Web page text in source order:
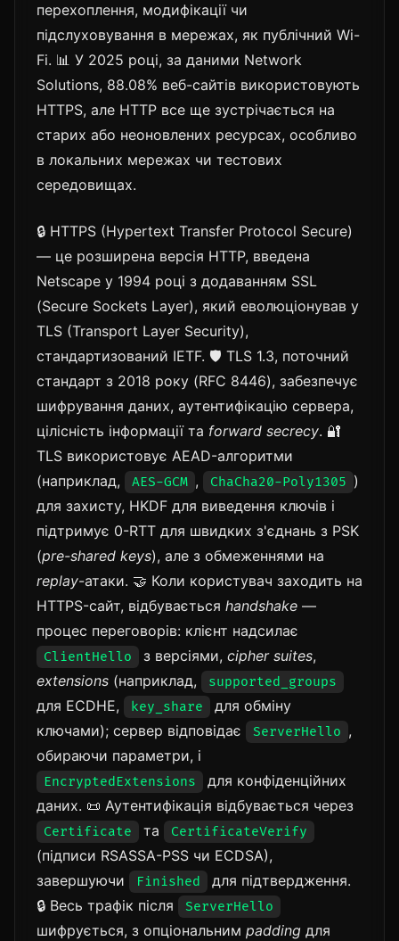
перехоплення, модифікації чи
підслуховування в мережах, як публічний Wi-
Fi. 📊 У 2025 році, за даними Network
Solutions, 88.08% веб-сайтів використовують
HTTPS, але HTTP все ще зустрічається на
старих або неоновлених ресурсах, особливо
в локальних мережах чи тестових
середовищах.
🔒 HTTPS (Hypertext Transfer Protocol Secure)
— це розширена версія HTTP, введена
Netscape у 1994 році з додаванням SSL
(Secure Sockets Layer), який еволюціонував у
TLS (Transport Layer Security),
стандартизований IETF. 🛡️ TLS 1.3, поточний
стандарт з 2018 року (RFC 8446), забезпечує
шифрування даних, аутентифікацію сервера,
цілісність інформації та forward secrecy. 🔐
TLS використовує AEAD-алгоритми
(наприклад,
AES-GCM , ChaCha20-Poly1305 )
для захисту, HKDF для виведення ключів і
підтримує 0-RTT для швидких з'єднань з PSK
(pre-shared keys), але з обмеженнями на
replay-атаки. 🤝 Коли користувач заходить на
HTTPS-сайт, відбувається handshake —
процес переговорів: клієнт надсилає
ClientHello з версіями, cipher suites,
extensions (наприклад, supported_groups
для ECDHE, key_share
для обміну
ключами); сервер відповідає
ServerHello ,
обираючи параметри, і
EncryptedExtensions
для конфіденційних
даних. 📜 Аутентифікація відбувається через
Certificate та CertificateVerify
(підписи RSASSA-PSS чи ECDSA),
завершуючи
Finished
для підтвердження.
🔒 Весь трафік після
ServerHello
шифрується, з опціональним padding для